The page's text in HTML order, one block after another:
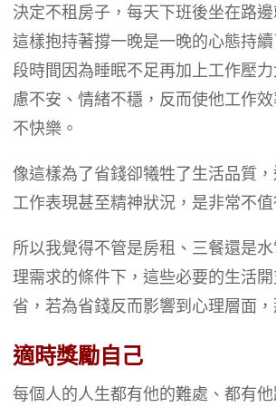
決定不租房子，每天下班後坐在路
這樣抱持著撐一晚是一晚的心態持
段時間因為睡眠不足再加上工作壓
慮不安、情緒不穩，反而使他工作
不快樂。
像這樣為了省錢卻犧牲了生活品質
工作表現甚至精神狀況，是非常不值
所以我覺得不管是房租、三餐還是
理需求的條件下，這些必要的生活
省，若為省錢反而影響到心理層面，
適時獎勵自己
每個人的人生都有他的難處、都有他